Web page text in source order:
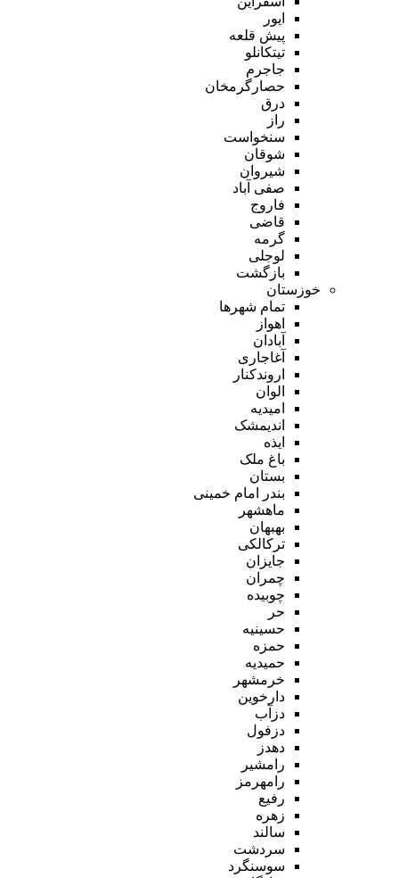
ایور
پیش قلعه
تیتکانلو
جاجرم
حصارگرمخان
درق
راز
سنخواست
شوقان
شیروان
صفی آباد
فاروج
قاضی
گرمه
لوجلی
بازگشت
خوزستان
تمام شهر‌ها
اهواز
آبادان
آغاجاری
اروندکنار
الوان
امیدیه
اندیمشک
ایذه
باغ ملک
بستان
بندر امام خمینی
ماهشهر
بهبهان
ترکالکی
جایزان
چمران
چوبیده
حر
حسینیه
حمزه
حمیدیه
خرمشهر
دارخوین
دزآب
دزفول
دهدز
رامشیر
رامهرمز
رفیع
زهره
سالند
سردشت
سوسنگرد